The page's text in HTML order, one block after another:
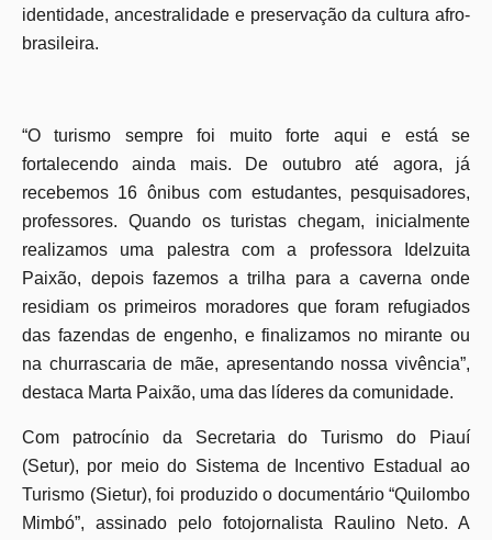
identidade, ancestralidade e preservação da cultura afro-
brasileira.
“O turismo sempre foi muito forte aqui e está se
fortalecendo ainda mais. De outubro até agora, já
recebemos 16 ônibus com estudantes, pesquisadores,
professores. Quando os turistas chegam, inicialmente
realizamos uma palestra com a professora Idelzuita
Paixão, depois fazemos a trilha para a caverna onde
residiam os primeiros moradores que foram refugiados
das fazendas de engenho, e finalizamos no mirante ou
na churrascaria de mãe, apresentando nossa vivência”,
destaca Marta Paixão, uma das líderes da comunidade.
Com patrocínio da Secretaria do Turismo do Piauí
(Setur), por meio do Sistema de Incentivo Estadual ao
Turismo (Sietur), foi produzido o documentário “Quilombo
Mimbó”, assinado pelo fotojornalista Raulino Neto. A